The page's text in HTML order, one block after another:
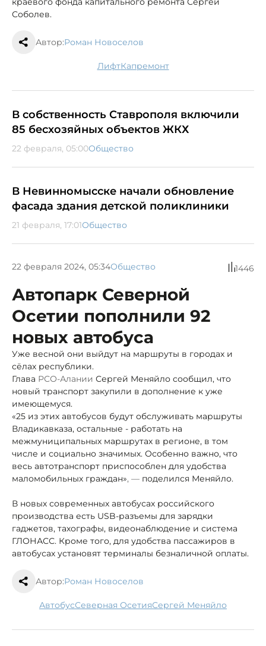
Соболев.
Автор:Роман Новоселов
лифт капремонт
В собственность Ставрополя включили
85 бесхозяйных объектов ЖКХ
22 февраля, 05:00Общество
В Невинномысске начали обновление
фасада здания детской поликлиники
21 февраля, 17:01Общество
22 февраля 2024, 05:34Общество 1446
Автопарк Северной
Осетии пополнили 92
новых автобуса
Уже весной они выйдут на маршруты в городах и
сёлах республики.
Глава РСО-Алании Сергей Меняйло сообщил, что
новый транспорт закупили в дополнение к уже
имеющемуся.
«25 из этих автобусов будут обслуживать маршруты
Владикавказа, остальные - работать на
межмуниципальных маршрутах в регионе, в том
числе и социально значимых. Особенно важно, что
весь автотранспорт приспособлен для удобства
маломобильных граждан», — поделился Меняйло.
В новых современных автобусах российского
производства есть USB-разъемы для зарядки
гаджетов, тахографы, видеонаблюдение и система
ГЛОНАСС. Кроме того, для удобства пассажиров в
автобусах установят терминалы безналичной оплаты.
Автор:Роман Новоселов
автобус Северная Осетия Сергей Меняйло